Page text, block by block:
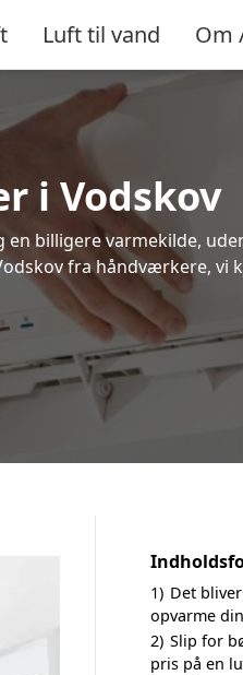
Luft til vand Om
i Vodskov
billigere varmekilde,
fra håndværkere, vi
1) Det
opvarme
2) Slip for
pris på en